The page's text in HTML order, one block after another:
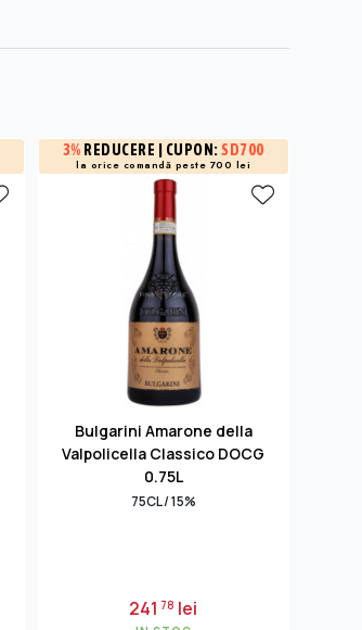
3% REDUCERE | CUPON:SD700
la orice comandă peste 700 lei
Bulgarini Amarone della
Valpolicella Classico DOCG
0.75L
75CL / 15%
24178 lei